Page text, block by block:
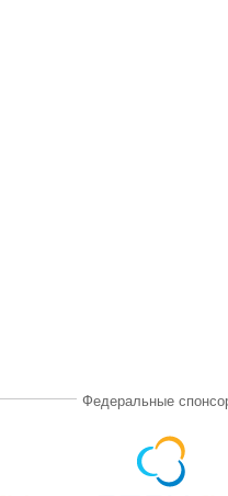
Федеральные